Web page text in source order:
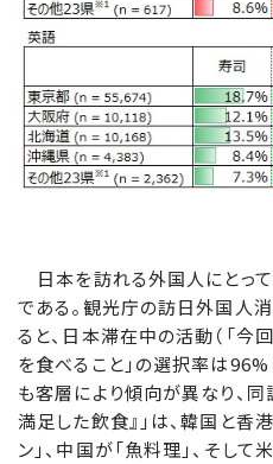
日本を訪れる外国人にとって
である。観光庁の訪日外国人
ると、日本滞在中の活動（「今
を食べること」の選択率は96%
も客層により傾向が異なり、
満足した飲食』」は、韓国と香
ン」、中国が「魚料理」、そし